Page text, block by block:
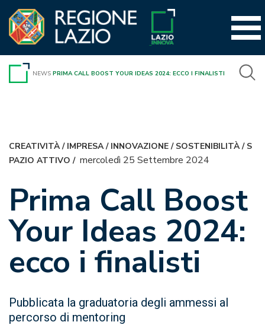
contenuto
NEWS PRIMA CALL BOOST YOUR IDEAS 2024: ECCO I FINALISTI
CREATIVITÀ/ IMPRESA/ INNOVAZIONE/ SOSTENIBILITÀ/ S
PAZIO ATTIVO / mercoledì 25 Settembre 2024
Prima Call Boost
Your Ideas 2024:
ecco i finalisti
Pubblicata la graduatoria degli ammessi al
percorso di mentoring